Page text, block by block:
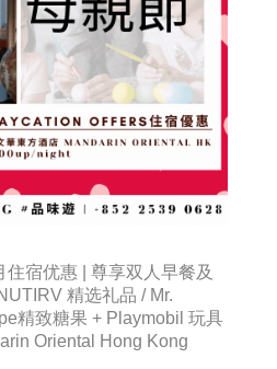
宿优惠 | 尊享双人早餐及
精选礼品 / Mr.
精致糖果 + Playmobil 玩具
Oriental Hong Kong